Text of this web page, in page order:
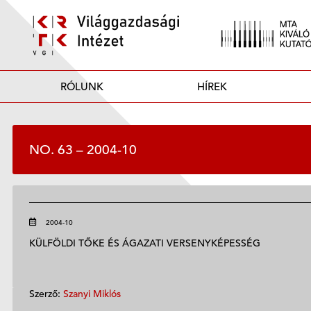
RÓLUNK HÍREK
NO. 63 – 2004-10
2004-10
KÜLFÖLDI TŐKE ÉS ÁGAZATI VERSENYKÉPESSÉG
Szerző: Szanyi Miklós